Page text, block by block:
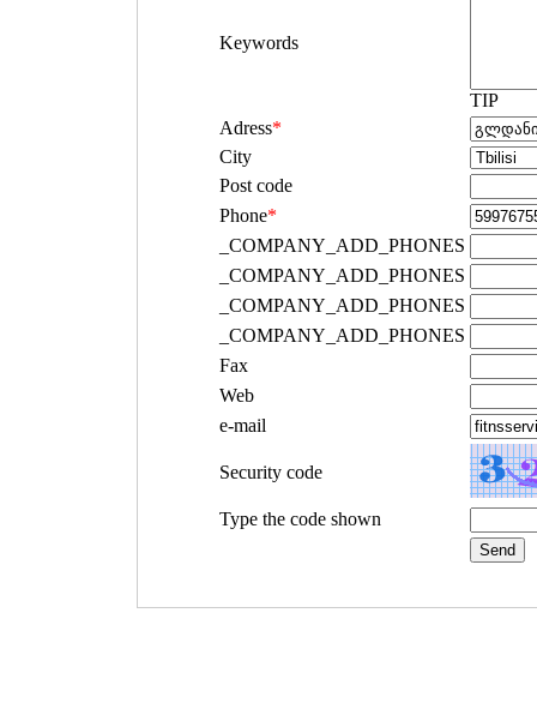
Keywords
TIP
Adress*
City
Post code
Phone*
_COMPANY_ADD_PHONES
_COMPANY_ADD_PHONES
_COMPANY_ADD_PHONES
_COMPANY_ADD_PHONES
Fax
Web
e-mail
Security code
Type the code shown